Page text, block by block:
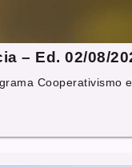
– Ed. 02/08/
Cooperativismo